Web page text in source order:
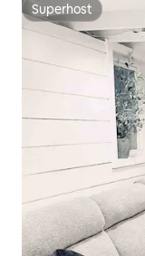
Superhost
Superhost